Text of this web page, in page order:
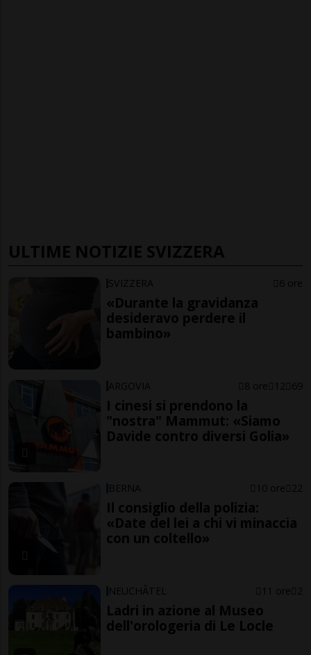
ULTIME NOTIZIE SVIZZERA
SVIZZERA 6 ore
«Durante la gravidanza
desideravo perdere il
bambino»
ARGOVIA 8 ore 12 69
I cinesi si prendono la
"nostra" Mammut: «Siamo
Davide contro diversi Golia»
BERNA 10 ore 22
Il consiglio della polizia:
«Date del lei a chi vi minaccia
con un coltello»
NEUCHÂTEL 11 ore 2
Ladri in azione al Museo
dell'orologeria di Le Locle